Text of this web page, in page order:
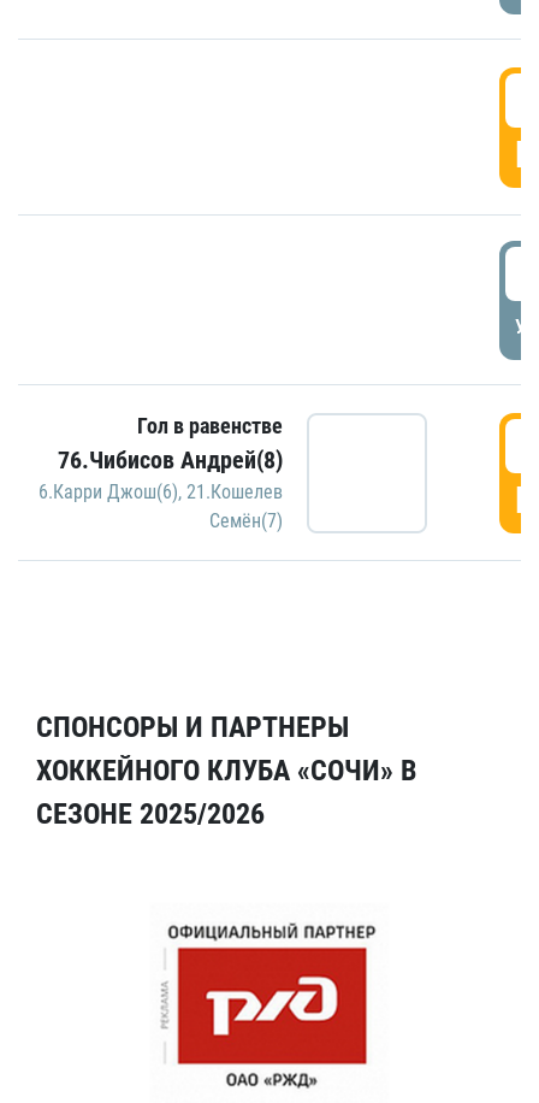
Гол в равенстве
76.Чибисов Андрей(8)
6.Карри Джош(6), 21.Кошелев
Семён(7)
СПОНСОРЫ И ПАРТНЕРЫ
ХОККЕЙНОГО КЛУБА «СОЧИ» В
СЕЗОНЕ 2025/2026